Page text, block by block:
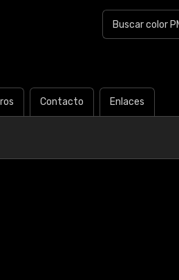
Contacto Enlaces